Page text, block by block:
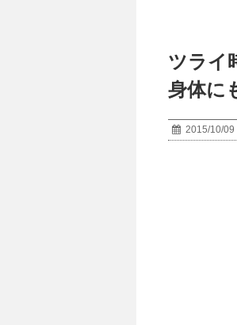
ツライ
身体に
2015/10/09